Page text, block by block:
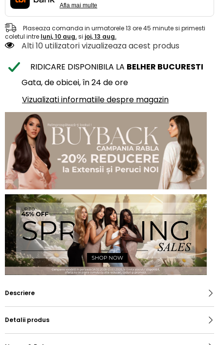
Afla mai multe
Plaseaza comanda in urmatorele13 ore45 minutesi primesti
coletul intre luni, 10 aug.si joi, 13 aug.
Alti 10 utilizatori vizualizeaza acest produs
RIDICARE DISPONIBILA LA BELHER BUCURESTI
Gata, de obicei, în 24 de ore
Vizualizati informatiile despre magazin
Descriere
Detalii produs